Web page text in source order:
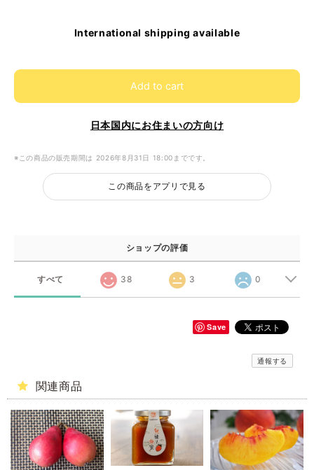
International shipping available
Add to cart
日本国内にお住まいの方向け
※この商品の販売期間は 2026年8月31日 18:00までです。
この商品をアプリで見る
ショップの評価
すべて 38 3 0
Save
通報する
関連商品